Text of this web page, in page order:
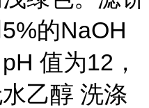
的NaOH
值为12，
乙醇 洗涤